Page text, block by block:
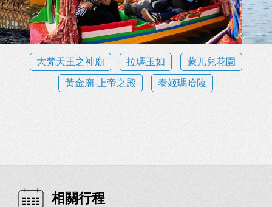
大梵天王之神廟 拉瑪玉如 蒙兀兒花園
黃金廟-上帝之殿 泰姬瑪哈陵
相關行程